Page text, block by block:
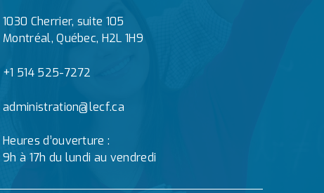
1030 Cherrier, suite 105
Montréal, Québec, H2L 1H9
+1 514 525-7272
administration@lecf.ca
Heures d’ouverture :
9h à 17h du lundi au vendredi